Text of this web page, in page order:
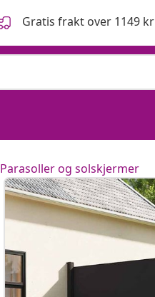
Gratis frakt over 1149 kr
Parasoller og solskjermer